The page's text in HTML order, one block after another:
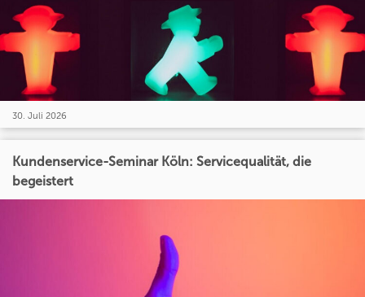
30. Juli 2026
Kundenservice-Seminar Köln: Servicequalität, die
begeistert